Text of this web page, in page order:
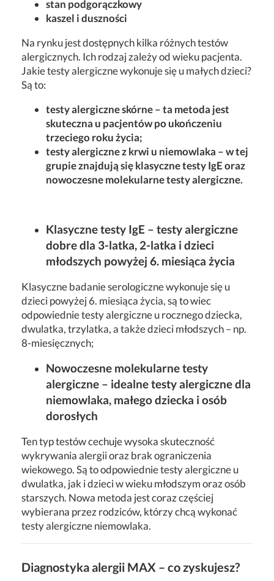
stan podgorączkowy
kaszel i duszności
Na rynku jest dostępnych kilka różnych testów
alergicznych. Ich rodzaj zależy od wieku pacjenta.
Jakie testy alergiczne wykonuje się u małych dzieci?
Są to:
testy alergiczne skórne – ta metoda jest
skuteczna u pacjentów po ukończeniu
trzeciego roku życia;
testy alergiczne z krwi u niemowlaka – w tej
grupie znajdują się klasyczne testy IgE oraz
nowoczesne molekularne testy alergiczne.
Klasyczne testy IgE – testy alergiczne
dobre dla 3-latka, 2-latka i dzieci
młodszych powyżej 6. miesiąca życia
Klasyczne badanie serologiczne wykonuje się u
dzieci powyżej 6. miesiąca życia, są to wiec
odpowiednie testy alergiczne u rocznego dziecka,
dwulatka, trzylatka, a także dzieci młodszych – np.
8-miesięcznych;
Nowoczesne molekularne testy
alergiczne – idealne testy alergiczne dla
niemowlaka, małego dziecka i osób
dorosłych
Ten typ testów cechuje wysoka skuteczność
wykrywania alergii oraz brak ograniczenia
wiekowego. Są to odpowiednie testy alergiczne u
dwulatka, jak i dzieci w wieku młodszym oraz osób
starszych. Nowa metoda jest coraz częściej
wybierana przez rodziców, którzy chcą wykonać
testy alergiczne niemowlaka.
Diagnostyka alergii MAX – co zyskujesz?